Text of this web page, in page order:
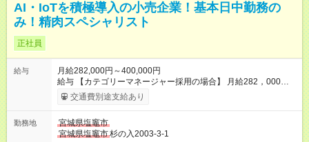
AI・IoTを積極導入の小売企業！基本日中勤務の
み！精肉スペシャリスト
正社員
給与
月給282,000円～400,000円
給与 【カテゴリーマネージャー採用の場合】 月給282，000円
～400，000円 【バイヤー経験がある方】 月給380，000円～ ※
当社規定の採用基準により、能力、年齢、 前職経験などを考慮
ラスしてもらえる手当・インセンティブ ◎残業手当 ◎住宅手当
◎通勤手当 ◎家族手当 ◎資格手当 ◎職位手当 ◎単身手当 ◎残業
交通費別途支給あり
勤務地
宮城県塩竈市
宮城県塩竈市杉の入2003-3-1